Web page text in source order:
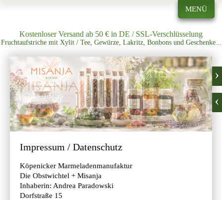
MENÜ
Kostenloser Versand ab 50 € in DE / SSL-Verschlüsselung
Fruchtaufstriche mit Xylit / Tee, Gewürze, Lakritz, Bonbons und Geschenke...
Impressum / Datenschutz
Köpenicker Marmeladenmanufaktur
Die Obstwichtel + Misanja
Inhaberin: Andrea Paradowski
Dorfstraße 15